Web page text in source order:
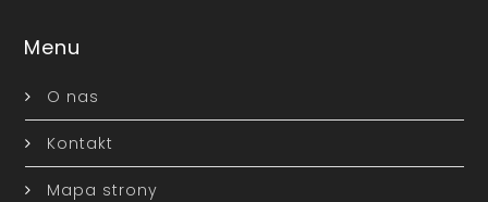
Menu
O nas
Kontakt
Mapa strony